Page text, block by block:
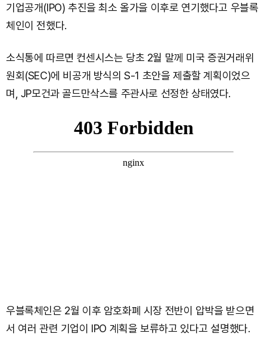
기업공개(IPO) 추진을 최소 올가을 이후로 연기했다고 우블록
체인이 전했다.
소식통에 따르면 컨센시스는 당초 2월 말께 미국 증권거래위
원회(SEC)에 비공개 방식의 S-1 초안을 제출할 계획이었으
며, JP모건과 골드만삭스를 주관사로 선정한 상태였다.
우블록체인은 2월 이후 암호화폐 시장 전반이 압박을 받으면
서 여러 관련 기업이 IPO 계획을 보류하고 있다고 설명했다.